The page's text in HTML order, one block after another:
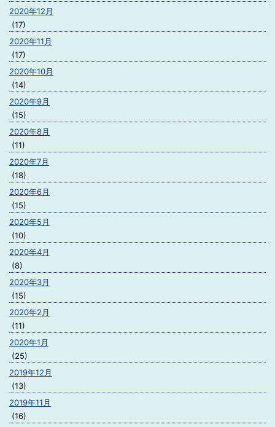
2020年12月
(17)
2020年11月
(17)
2020年10月
(14)
2020年9月
(15)
2020年8月
(11)
2020年7月
(18)
2020年6月
(15)
2020年5月
(10)
2020年4月
(8)
2020年3月
(15)
2020年2月
(11)
2020年1月
(25)
2019年12月
(13)
2019年11月
(16)